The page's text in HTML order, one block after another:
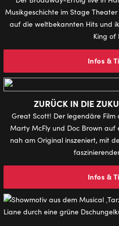
Musikgeschichte im Stage
auf die weltbekannten Hits und
King of
Infos &
ZURÜCK IN DIE
Great Scott! Der legendäre Film
Marty McFly und Doc Brown auf
nah am Original inszeniert, mit
Infos &